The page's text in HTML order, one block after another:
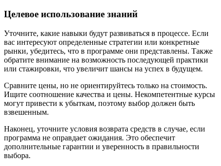
Целевое использование знаний
Уточните, какие навыки будут развиваться в процессе. Если
вас интересуют определенные стратегии или конкретные
рынки, убедитесь, что в программе они представлены. Также
обратите внимание на возможность последующей практики
или стажировки, что увеличит шансы на успех в будущем.
Сравните цены, но не ориентируйтесь только на стоимость.
Ищите соотношение качества и цены. Некомпетентные курсы
могут привести к убыткам, поэтому выбор должен быть
взвешенным.
Наконец, уточните условия возврата средств в случае, если
программа не оправдает ожидания. Это обеспечит
дополнительные гарантии и уверенность в правильности
выбора.